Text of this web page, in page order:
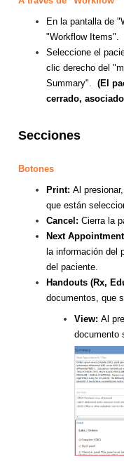
En la pantalla de
"Workflow Items".
Seleccione el
clic derecho del
Summary". (El
cerrado,
Secciones
Botones
Print: Al
que están
Cancel: Cierra la
Next
la información del
del paciente.
Handouts (Rx,
documentos, que
View: Al
documento